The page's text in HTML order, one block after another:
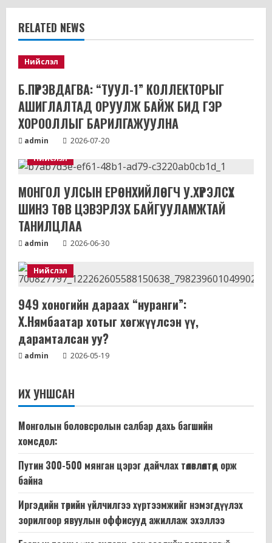
RELATED NEWS
Нийслэл
Б.ПҮРЭВДАГВА: “ТУУЛ-1” КОЛЛЕКТОРЫГ
АШИГЛАЛТАД ОРУУЛЖ БАЙЖ БИД ГЭР
ХОРООЛЛЫГ БАРИЛГАЖУУЛНА
admin
2026-07-20
Нийслэл
МОНГОЛ УЛСЫН ЕРӨНХИЙЛӨГЧ У.ХҮРЭЛСҮХ
ШИНЭ ТӨВ ЦЭВЭРЛЭХ БАЙГУУЛАМЖТАЙ
ТАНИЛЦЛАА
admin 2026-06-30
Нийслэл
949 хоногийн дараах “нуранги”:
Х.Нямбаатар хотыг хөгжүүлсэн үү,
дарамталсан уу?
admin 2026-05-19
ИХ УНШСАН
Монголын боловсролын салбар дахь багшийн
хомсдол:
Путин 300-500 мянган цэрэг дайчлах төлөвлөлтөд орж
байна
Иргэдийн төрийн үйлчилгээ хүртээмжийг нэмэгдүүлэх
зорилгоор явуулын оффисууд ажиллаж эхэллээ